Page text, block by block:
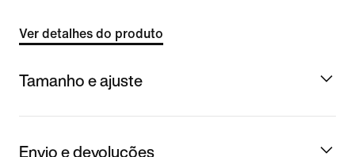
Ver detalhes do produto
Tamanho e ajuste
Envio e devoluções